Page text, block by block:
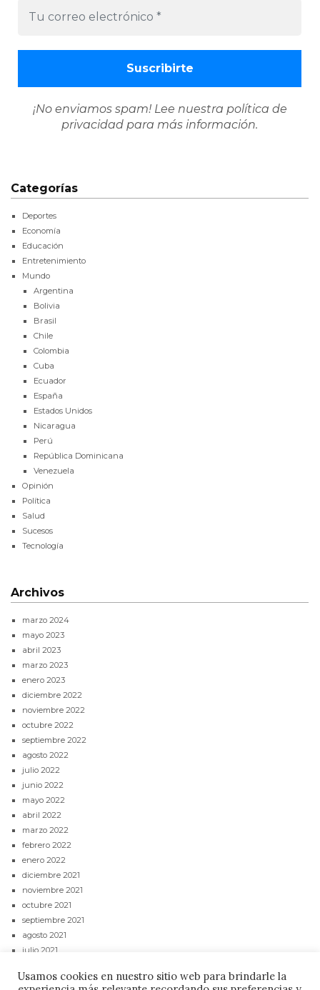
¡No enviamos spam! Lee nuestra política de
privacidad para más información.
Categorías
Deportes
Economía
Educación
Entretenimiento
Mundo
Argentina
Bolivia
Brasil
Chile
Colombia
Cuba
Ecuador
España
Estados Unidos
Nicaragua
Perú
República Dominicana
Venezuela
Opinión
Política
Salud
Sucesos
Tecnología
Archivos
marzo 2024
mayo 2023
abril 2023
marzo 2023
enero 2023
diciembre 2022
noviembre 2022
octubre 2022
septiembre 2022
agosto 2022
julio 2022
junio 2022
mayo 2022
abril 2022
marzo 2022
febrero 2022
enero 2022
diciembre 2021
noviembre 2021
octubre 2021
septiembre 2021
agosto 2021
julio 2021
mayo 2021
Usamos cookies en nuestro sitio web para brindarle la